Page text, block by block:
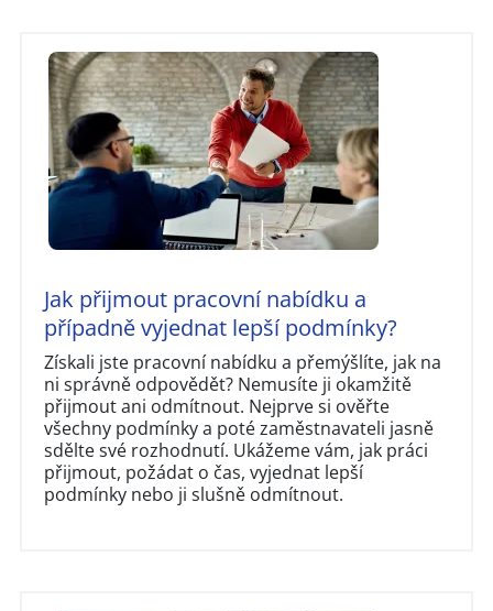
Jak přijmout pracovní nabídku a
případně vyjednat lepší podmínky?
Získali jste pracovní nabídku a přemýšlíte, jak na
ni správně odpovědět? Nemusíte ji okamžitě
přijmout ani odmítnout. Nejprve si ověřte
všechny podmínky a poté zaměstnavateli jasně
sdělte své rozhodnutí. Ukážeme vám, jak práci
přijmout, požádat o čas, vyjednat lepší
podmínky nebo ji slušně odmítnout.